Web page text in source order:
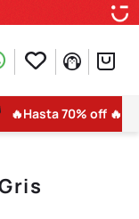
🔥Hasta 70% off 🔥